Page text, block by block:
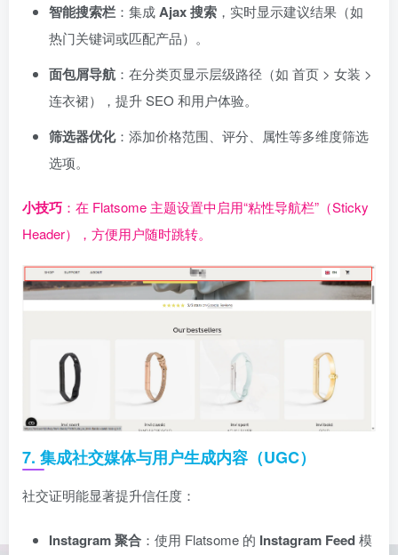
智能搜索栏 ：集成Ajax 搜索 ，实时显示建议结果（如
热门关键词或匹配产品）。
面包屑导航 ：在分类页显示层级路径（如 首页 > 女装 >
连衣裙），提升 SEO 和用户体验。
筛选器优化：添加价格范围、评分、属性等多维度筛选
选项。
小技巧 ：在 Flatsome 主题设置中启用“粘性导航栏”（Sticky
Header），方便用户随时跳转。
7. 集成社交媒体与用户生成内容（UGC）
社交证明能显著提升信任度：
Instagram 聚合 ：使用 Flatsome 的 Instagram Feed模